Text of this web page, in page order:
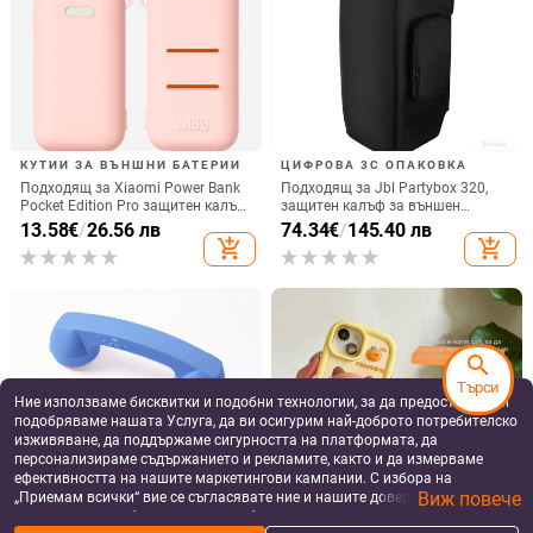
ESSAGER USB Type-C към Type-C
31.92 лв
Type-C PD заряден кабел за
Microsoft Surface Pro 1/2 RT - 1,5
м, модел LX-DA108, Nolan Heart
€ 22.06 лв
Remax Dongfeng серия 1 м USB-
C/Lightning кабел за бързо
10.55€/20.63 лв
add_shopping_cart
USB-C бързозареждащ кабел,
120W, дължина 1–2 м, TPE,
съвместим с Redmi K50 Extreme
Edition, K60, K70 Pro и Xiaomi
13/14
10.68 - 12.88 €/
20.89 - 25.19 лв
add_shopping_cart
Ние използваме бисквитки и подобни технологии, за да предоставяме и
подобряваме нашата Услуга, да ви осигурим най-доброто потребителско
изживяване, да поддържаме сигурността на платформата, да
персонализираме съдържанието и рекламите, както и да измерваме
ефективността на нашите маркетингови кампании. С избора на
„Приемам всички“ вие се съгласявате ние и нашите доверени партньори
да съхраняваме бисквитки и подобни технологии на вашето устройство
Виж повече
search
Търси